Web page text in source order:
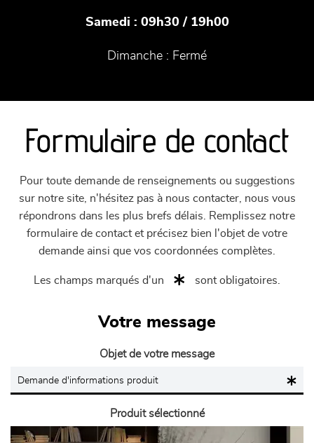
Samedi : 09h30 / 19h00
Dimanche : Fermé
Formulaire de contact
Pour toute demande de renseignements ou suggestions
sur notre site, n'hésitez pas à nous contacter, nous vous
répondrons dans les plus brefs délais. Remplissez notre
formulaire de contact et précisez bien l'objet de votre
demande ainsi que vos coordonnées complètes.
Les champs marqués d'un sont obligatoires.
Votre message
Objet de votre message
Produit sélectionné